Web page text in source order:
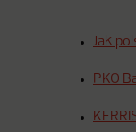
Jak
PKO